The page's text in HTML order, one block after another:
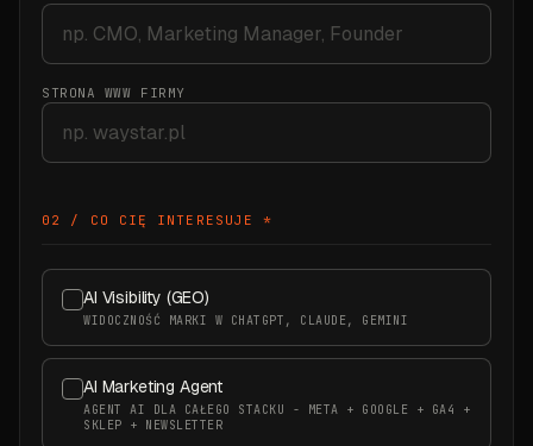
STRONA WWW FIRMY
02 / CO CIĘ INTERESUJE*
AI Visibility (GEO)
WIDOCZNOŚĆ MARKI W CHATGPT, CLAUDE, GEMINI
AI Marketing Agent
AGENT AI DLA CAŁEGO STACKU - META + GOOGLE + GA4 +
SKLEP + NEWSLETTER